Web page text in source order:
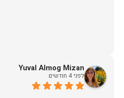
Yuval Almog Mizan
לפני 4 חודשים